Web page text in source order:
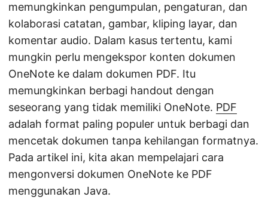
memungkinkan pengumpulan, pengaturan, dan
kolaborasi catatan, gambar, kliping layar, dan
komentar audio. Dalam kasus tertentu, kami
mungkin perlu mengekspor konten dokumen
OneNote ke dalam dokumen PDF. Itu
memungkinkan berbagi handout dengan
seseorang yang tidak memiliki OneNote. PDF
adalah format paling populer untuk berbagi dan
mencetak dokumen tanpa kehilangan formatnya.
Pada artikel ini, kita akan mempelajari cara
mengonversi dokumen OneNote ke PDF
menggunakan Java.